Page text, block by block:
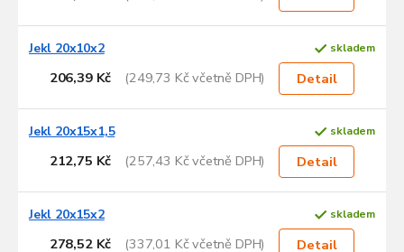
ů
Jekl 20x10x2 skladem
206,39 Kč (249,73 Kč včetně DPH) Detail
Jekl 20x15x1,5 skladem
212,75 Kč (257,43 Kč včetně DPH) Detail
Jekl 20x15x2 skladem
278,52 Kč (337,01 Kč včetně DPH) Detail